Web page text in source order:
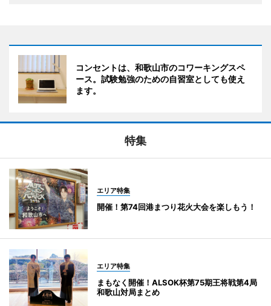
コンセントは、和歌山市のコワーキングスペ
ース。試験勉強のための自習室としても使え
ます。
特集
エリア特集
開催！第74回港まつり花火大会を楽しもう！
エリア特集
まもなく開催！ALSOK杯第75期王将戦第4局
和歌山対局まとめ